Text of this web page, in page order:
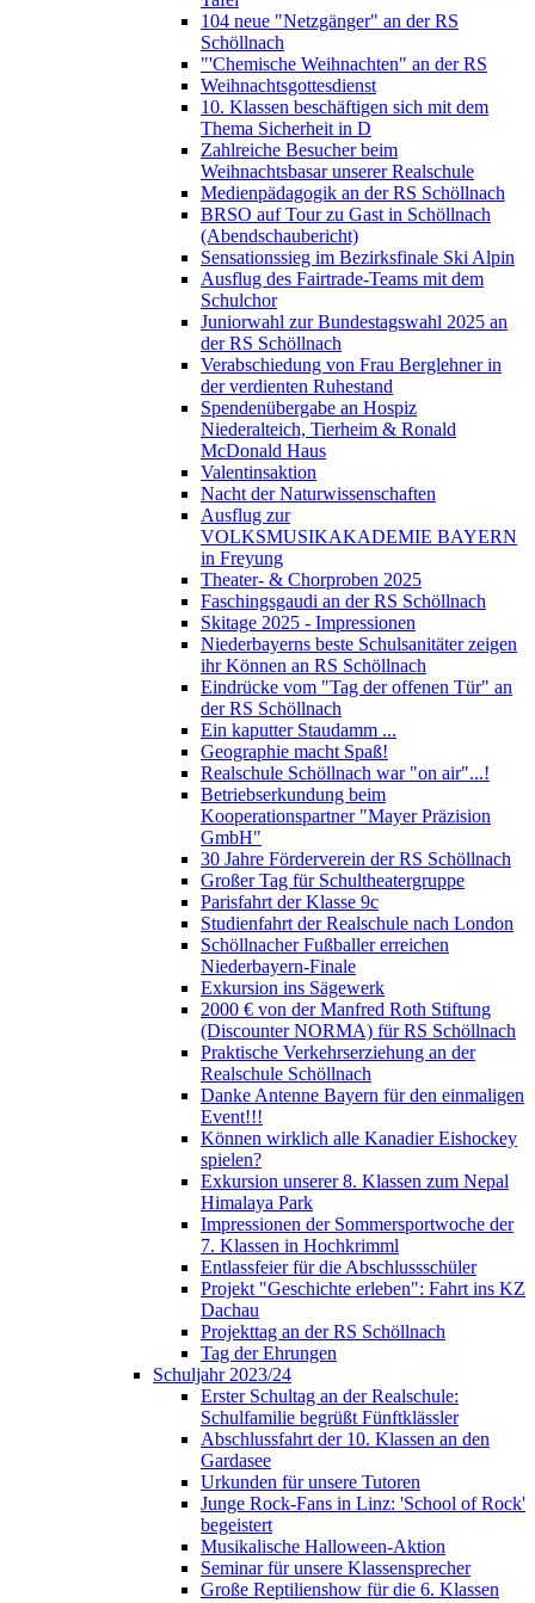
104 neue "Netzgänger" an der RS
Schöllnach
"'Chemische Weihnachten" an der RS
Weihnachtsgottesdienst
10. Klassen beschäftigen sich mit dem
Thema Sicherheit in D
Zahlreiche Besucher beim
Weihnachtsbasar unserer Realschule
Medienpädagogik an der RS Schöllnach
BRSO auf Tour zu Gast in Schöllnach
(Abendschaubericht)
Sensationssieg im Bezirksfinale Ski Alpin
Ausflug des Fairtrade-Teams mit dem
Schulchor
Juniorwahl zur Bundestagswahl 2025 an
der RS Schöllnach
Verabschiedung von Frau Berglehner in
der verdienten Ruhestand
Spendenübergabe an Hospiz
Niederalteich, Tierheim & Ronald
McDonald Haus
Valentinsaktion
Nacht der Naturwissenschaften
Ausflug zur
VOLKSMUSIKAKADEMIE BAYERN
in Freyung
Theater- & Chorproben 2025
Faschingsgaudi an der RS Schöllnach
Skitage 2025 - Impressionen
Niederbayerns beste Schulsanitäter zeigen
ihr Können an RS Schöllnach
Eindrücke vom "Tag der offenen Tür" an
der RS Schöllnach
Ein kaputter Staudamm ...
Geographie macht Spaß!
Realschule Schöllnach war "on air"...!
Betriebserkundung beim
Kooperationspartner "Mayer Präzision
GmbH"
30 Jahre Förderverein der RS Schöllnach
Großer Tag für Schultheatergruppe
Parisfahrt der Klasse 9c
Studienfahrt der Realschule nach London
Schöllnacher Fußballer erreichen
Niederbayern-Finale
Exkursion ins Sägewerk
2000 € von der Manfred Roth Stiftung
(Discounter NORMA) für RS Schöllnach
Praktische Verkehrserziehung an der
Realschule Schöllnach
Danke Antenne Bayern für den einmaligen
Event!!!
Können wirklich alle Kanadier Eishockey
spielen?
Exkursion unserer 8. Klassen zum Nepal
Himalaya Park
Impressionen der Sommersportwoche der
7. Klassen in Hochkrimml
Entlassfeier für die Abschlussschüler
Projekt "Geschichte erleben": Fahrt ins KZ
Dachau
Projekttag an der RS Schöllnach
Tag der Ehrungen
Schuljahr 2023/24
Erster Schultag an der Realschule:
Schulfamilie begrüßt Fünftklässler
Abschlussfahrt der 10. Klassen an den
Gardasee
Urkunden für unsere Tutoren
Junge Rock-Fans in Linz: 'School of Rock'
begeistert
Musikalische Halloween-Aktion
Seminar für unsere Klassensprecher
Große Reptilienshow für die 6. Klassen